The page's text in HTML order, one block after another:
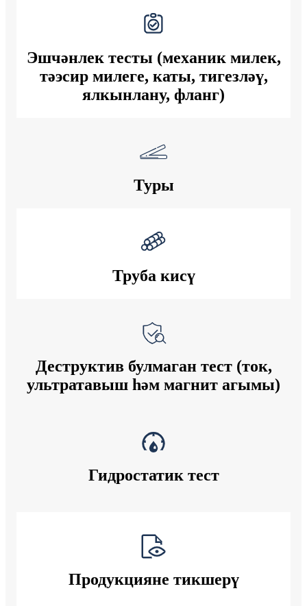
Эшчәнлек тесты (механик милек,
тәэсир милеге, каты, тигезләү,
ялкынлану, фланг)
Туры
Труба кисү
Деструктив булмаган тест (ток,
ультратавыш һәм магнит агымы)
Гидростатик тест
Продукцияне тикшерү